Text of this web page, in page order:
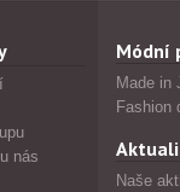
nás
Módní
Made in
Fashion
Naše